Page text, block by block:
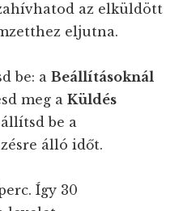
az elküldött
eljutna.
be: aBeállításoknál
meg aKüldés
be a
álló időt.
Így 30